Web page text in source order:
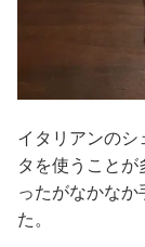
イタリアンのシ
タを使うこと
ったがなかな
た。